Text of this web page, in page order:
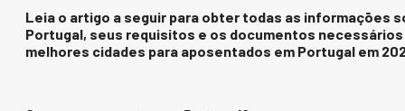
Leia o artigo a seguir para obter todas as informações
Portugal, seus requisitos e os documentos
melhores cidades para aposentados em Portugal em